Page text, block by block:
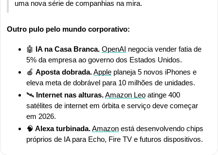
uma nova série de companhias na mira.
Outro pulo pelo mundo corporativo:
🤖 IA na Casa Branca. OpenAI negocia vender fatia de
5% da empresa ao governo dos Estados Unidos.
🍎 Aposta dobrada.Apple planeja 5 novos iPhones e
eleva meta de dobrável para 10 milhões de unidades.
🛰️ Internet nas alturas.Amazon Leo atinge 400
satélites de internet em órbita e serviço deve começar
em 2026.
🧠 Alexa turbinada.Amazon está desenvolvendo chips
próprios de IA para Echo, Fire TV e futuros dispositivos.